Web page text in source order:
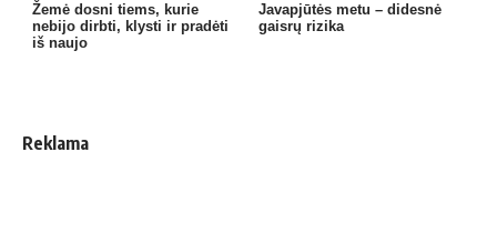
Žemė dosni tiems, kurie
nebijo dirbti, klysti ir pradėti
iš naujo
Javapjūtės metu – didesnė
gaisrų rizika
Reklama